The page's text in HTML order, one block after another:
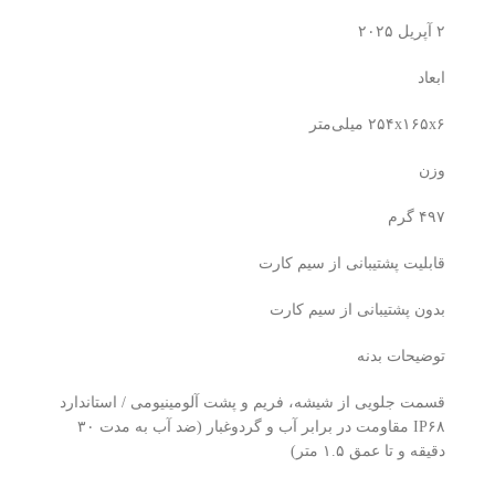
۲ آپریل ۲۰۲۵
ابعاد
۲۵۴x۱۶۵x۶ میلی‌متر
وزن
۴۹۷ گرم
قابلیت پشتیبانی از سیم کارت
بدون پشتیبانی از سیم کارت
توضیحات بدنه
قسمت جلویی از شیشه، فریم و پشت آلومینیومی / استاندارد
IP۶۸ مقاومت در برابر آب و گرد‌و‌غبار (ضد آب به مدت ۳۰
دقیقه و تا عمق ۱.۵ متر)